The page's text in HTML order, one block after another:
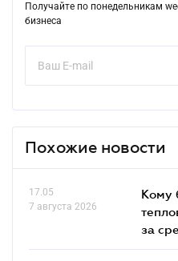
Получайте по понедельникам
бизнеса
Похожие новости
17.05
7 августа 2026
Кому
за